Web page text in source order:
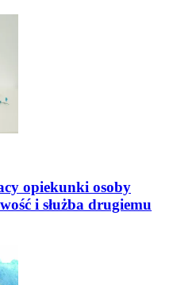
opiekunki osoby
i służba drugiemu